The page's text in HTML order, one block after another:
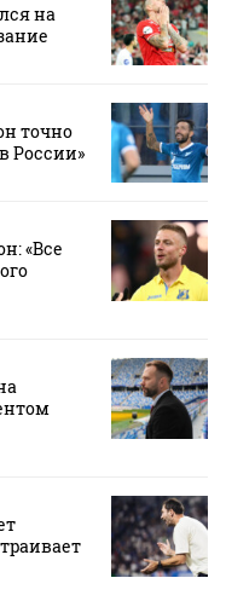
на
точно
России»
«Все